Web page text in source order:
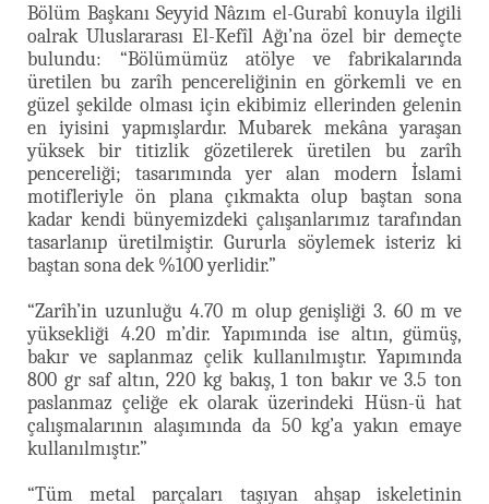
Bölüm Başkanı Seyyid Nâzım el-Gurabî konuyla ilgili
oalrak Uluslararası El-Kefîl Ağı’na özel bir demeçte
bulundu: “Bölümümüz atölye ve fabrikalarında
üretilen bu zarîh pencereliğinin en görkemli ve en
güzel şekilde olması için ekibimiz ellerinden gelenin
en iyisini yapmışlardır. Mubarek mekâna yaraşan
yüksek bir titizlik gözetilerek üretilen bu zarîh
pencereliği; tasarımında yer alan modern İslami
motifleriyle ön plana çıkmakta olup baştan sona
kadar kendi bünyemizdeki çalışanlarımız tarafından
tasarlanıp üretilmiştir. Gururla söylemek isteriz ki
baştan sona dek %100 yerlidir.”
“Zarîh’in uzunluğu 4.70 m olup genişliği 3. 60 m ve
yüksekliği 4.20 m’dir. Yapımında ise altın, gümüş,
bakır ve saplanmaz çelik kullanılmıştır. Yapımında
800 gr saf altın, 220 kg bakış, 1 ton bakır ve 3.5 ton
paslanmaz çeliğe ek olarak üzerindeki Hüsn-ü hat
çalışmalarının alaşımında da 50 kg’a yakın emaye
kullanılmıştır.”
“Tüm metal parçaları taşıyan ahşap iskeletinin